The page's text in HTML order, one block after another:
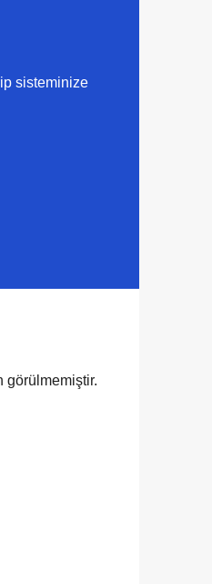
sisteminize
görülmemiştir.